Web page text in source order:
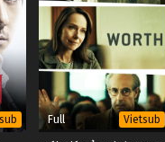
Full Vietsub